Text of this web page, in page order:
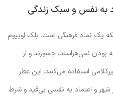
به نفس و سبک زندگی
یک نماد فرهنگی است. بلک اوپیوم
بودن نمی‌هراسند، جسورند و از
استفاده می‌کنند. این عطر
شهر و اعتماد به نفسی بی‌قید و شرط